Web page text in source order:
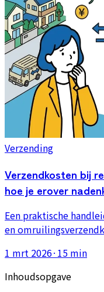
Verzending
Verzendkosten bij
hoe je erover
Een praktische
en
de kosten in de prijs
last van herverzending
1 mrt 2026· 15 min
Inhoudsopgave